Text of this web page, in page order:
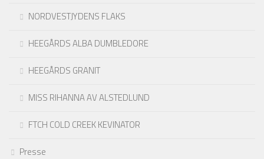
NORDVESTJYDENS FLAKS
HEEGÅRDS ALBA DUMBLEDORE
HEEGÅRDS GRANIT
MISS RIHANNA AV ALSTEDLUND
FTCH COLD CREEK KEVINATOR
Presse